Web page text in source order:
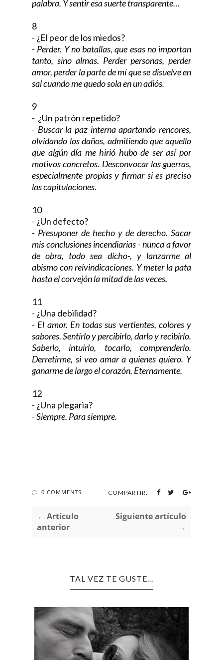
palabra. Y sentir esa suerte transparente…
8
- ¿El peor de los miedos?
- Perder. Y no batallas, que esas no importan
tanto, sino almas. Perder personas, perder
amor, perder la parte de mí que se disuelve en
sal cuando me quedo sola en un adiós.
9
- ¿Un patrón repetido?
- Buscar la paz interna apartando rencores,
olvidando los daños, admitiendo que aquello
que algún día me hirió hubo de ser así por
motivos concretos. Desconvocar las guerras,
especialmente propias y firmar si es preciso
las capitulaciones.
10
- ¿Un defecto?
- Presuponer de hecho y de derecho. Sacar
mis conclusiones incendiarias - nunca a favor
de obra, todo sea dicho-, y lanzarme al
abismo con reivindicaciones. Y meter la pata
hasta el corvejón la mitad de las veces.
11
- ¿Una debilidad?
- El amor. En todas sus vertientes, colores y
sabores. Sentirlo y percibirlo, darlo y recibirlo.
Saberlo, intuirlo, tocarlo, comprenderlo.
Derretirme, si veo amar a quienes quiero. Y
ganarme de largo el corazón. Eternamente.
12
- ¿Una plegaria?
-Siempre. Para siempre.
0 COMMENTS COMPARTIR:
← Artículo
anterior
Siguiente artículo
→
TAL VEZ TE GUSTE...